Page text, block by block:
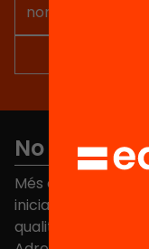
No et
Més de 40.000
iniciatives,
qualitat de